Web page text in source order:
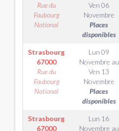
Rue du
Faubourg
National
Ven 06
Novembre
Places
disponibles
Strasbourg
67000
Rue du
Faubourg
National
Lun 09
Novembre au
Ven 13
Novembre
Places
disponibles
Strasbourg
67000
Lun 16
Novembre au